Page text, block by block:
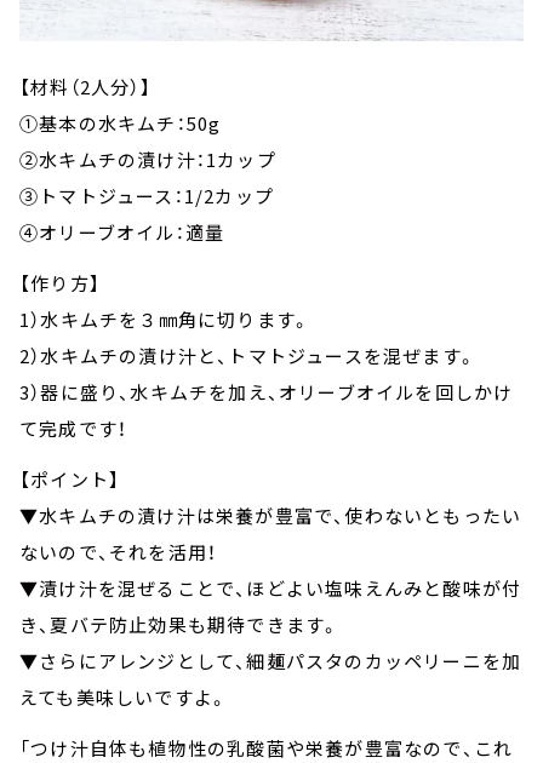
【材料（2人分）】
①基本の水キムチ：50g
②水キムチの漬け汁：1カップ
③トマトジュース：1/2カップ
④オリーブオイル：適量
【作り方】
1）水キムチを３㎜角に切ります。
2）水キムチの漬け汁と、トマトジュースを混ぜます。
3）器に盛り、水キムチを加え、オリーブオイルを回しかけ
て完成です！
【ポイント】
▼水キムチの漬け汁は栄養が豊富で、使わないともったい
ないので、それを活用！
▼漬け汁を混ぜることで、ほどよい塩味えんみと酸味が付
き、夏バテ防止効果も期待できます。
▼さらにアレンジとして、細麺パスタのカッペリーニを加
えても美味しいですよ。
「つけ汁自体も植物性の乳酸菌や栄養が豊富なので、これ